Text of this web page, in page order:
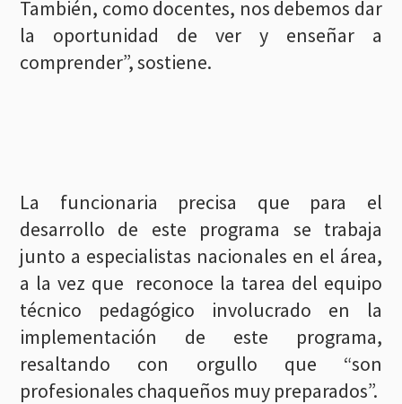
También, como docentes, nos debemos dar
la oportunidad de ver y enseñar a
comprender”, sostiene.
La funcionaria precisa que para el
desarrollo de este programa se trabaja
junto a especialistas nacionales en el área,
a la vez que reconoce la tarea del equipo
técnico pedagógico involucrado en la
implementación de este programa,
resaltando con orgullo que “son
profesionales chaqueños muy preparados”.